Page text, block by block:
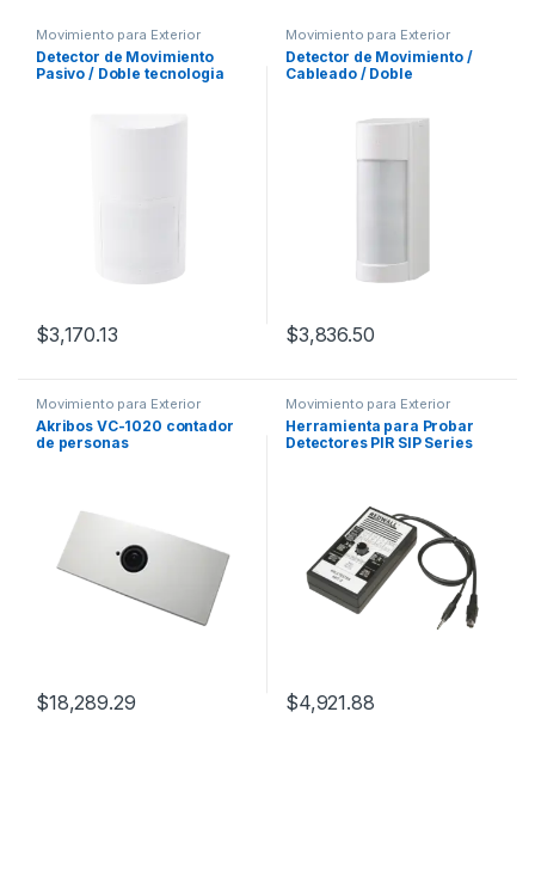
Movimiento para Exterior
Detector de Movimiento
Pasivo / Doble tecnologia
ajustable / Estándar
$3,170.13
Movimiento para Exterior
Detector de Movimiento /
Cableado / Doble
Antimascara
$3,836.50
Movimiento para Exterior
Akribos VC-1020 contador
de personas
$18,289.29
Movimiento para Exterior
Herramienta para Probar
Detectores PIR SIP Series
$4,921.88